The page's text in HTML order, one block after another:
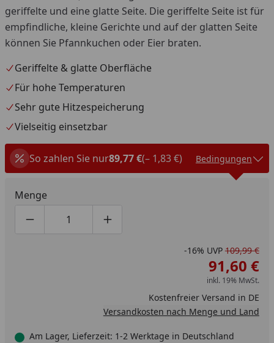
geriffelte und eine glatte Seite. Die geriffelte Seite ist für
empfindliche, kleine Gerichte und auf der glatten Seite
können Sie Pfannkuchen oder Eier braten.
Geriffelte & glatte Oberfläche
Für hohe Temperaturen
Sehr gute Hitzespeicherung
Vielseitig einsetzbar
So zahlen Sie nur89,77 €(– 1,83 €) Bedingungen
Menge
Produktmenge um eins verringern
Produktmenge manuell eingeben
Produktmenge um eins erhöhen
-16% UVP 109,99 €
91,60 €
inkl. 19% MwSt.
Kostenfreier Versand in DE
Versandkosten nach Menge und Land
Am Lager, Lieferzeit: 1-2 Werktage in Deutschland